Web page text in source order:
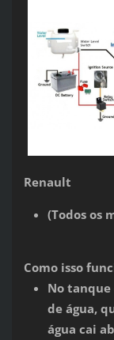
Renault
(Todos os
Como isso
No
de água,
água cai